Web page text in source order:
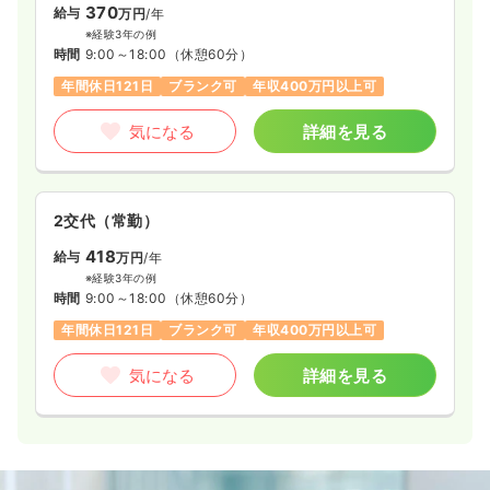
給与 370万円/年
※経験3年の例
時間 9:00～18:00 （休憩60分）
年間休日121日
ブランク可 年収400万円以上可
気になる 詳細を見る
2交代（常勤）
給与 418万円/年
※経験3年の例
時間 9:00～18:00 （休憩60分）
年間休日121日
ブランク可 年収400万円以上可
気になる 詳細を見る